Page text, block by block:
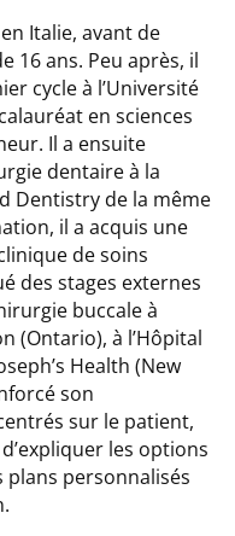
Italie, avant de
16 ans. Peu après, il
cycle à l’Université
en sciences
Il a ensuite
dentaire à la
Dentistry de la même
il a acquis une
de soins
des stages externes
buccale à
(Ontario), à l’Hôpital
Health (New
son
sur le patient,
les options
plans personnalisés